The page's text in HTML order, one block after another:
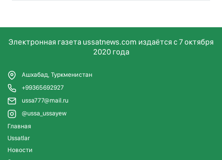
Электронная газета ussatnews.com издаётся с 7 октября
2020 года
Ашхабад, Туркменистан
+99365692927
ussa777@mail.ru
@ussa_ussayew
Главная
Ussatlar
Новости